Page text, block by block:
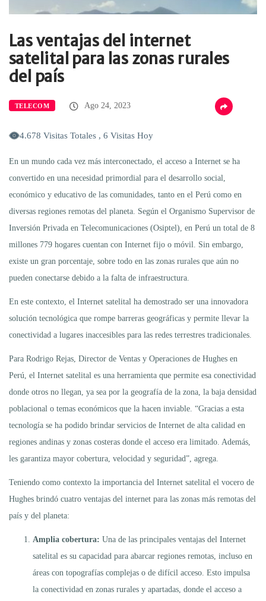
Las ventajas del internet
satelital para las zonas rurales
del país
TELECOM Ago 24, 2023
4.678 Visitas Totales , 6 Visitas Hoy
En un mundo cada vez más interconectado, el acceso a Internet se ha
convertido en una necesidad primordial para el desarrollo social,
económico y educativo de las comunidades, tanto en el Perú como en
diversas regiones remotas del planeta. Según el Organismo Supervisor de
Inversión Privada en Telecomunicaciones (Osiptel), en Perú un total de 8
millones 779 hogares cuentan con Internet fijo o móvil. Sin embargo,
existe un gran porcentaje, sobre todo en las zonas rurales que aún no
pueden conectarse debido a la falta de infraestructura.
En este contexto, el Internet satelital ha demostrado ser una innovadora
solución tecnológica que rompe barreras geográficas y permite llevar la
conectividad a lugares inaccesibles para las redes terrestres tradicionales.
Para Rodrigo Rejas, Director de Ventas y Operaciones de Hughes en
Perú, el Internet satelital es una herramienta que permite esa conectividad
donde otros no llegan, ya sea por la geografía de la zona, la baja densidad
poblacional o temas económicos que la hacen inviable. “Gracias a esta
tecnología se ha podido brindar servicios de Internet de alta calidad en
regiones andinas y zonas costeras donde el acceso era limitado. Además,
les garantiza mayor cobertura, velocidad y seguridad”, agrega.
Teniendo como contexto la importancia del Internet satelital el vocero de
Hughes brindó cuatro ventajas del internet para las zonas más remotas del
país y del planeta:
Amplia cobertura: Una de las principales ventajas del Internet
satelital es su capacidad para abarcar regiones remotas, incluso en
áreas con topografías complejas o de difícil acceso. Esto impulsa
la conectividad en zonas rurales y apartadas, donde el acceso a